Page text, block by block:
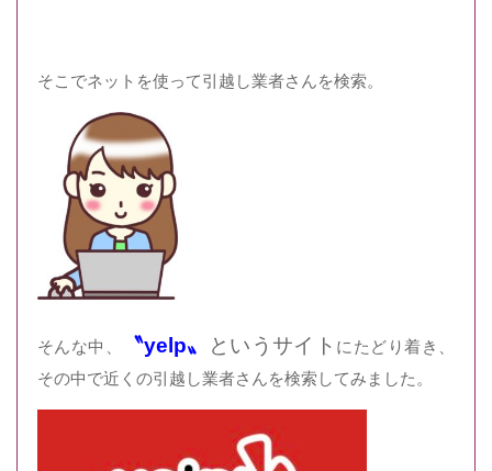
そこでネットを使って引越し業者さんを検索。
そんな中、 〝yelp〟 というサイト にたどり着き、
その中で近くの引越し業者さんを検索してみました。